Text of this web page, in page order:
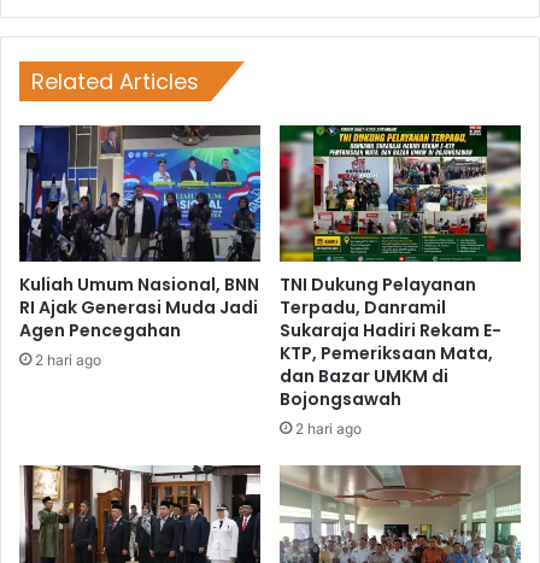
Related Articles
Kuliah Umum Nasional, BNN
RI Ajak Generasi Muda Jadi
Agen Pencegahan
2 hari ago
TNI Dukung Pelayanan
Terpadu, Danramil
Sukaraja Hadiri Rekam E-
KTP, Pemeriksaan Mata,
dan Bazar UMKM di
Bojongsawah
2 hari ago